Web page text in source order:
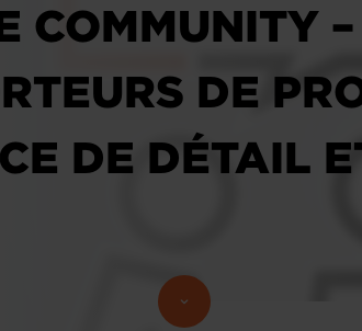
COMMUNITY
DE
DE DÉTAIL